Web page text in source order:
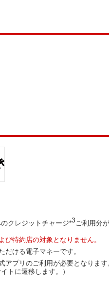
クレジットチャージ*3ご利用分
特約店の対象となりません。
ける電子マネーです。
プリのご利用が必要となります
トに遷移します。）